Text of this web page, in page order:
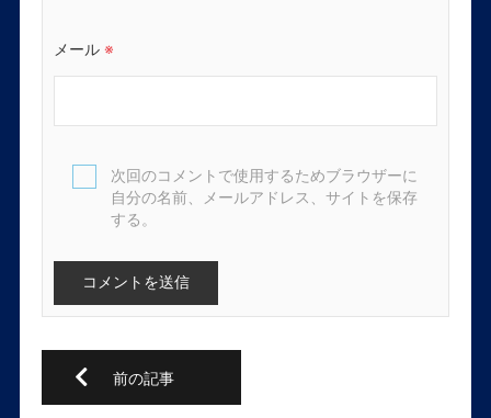
メール ※
次回のコメントで使用するためブラウザーに
自分の名前、メールアドレス、サイトを保存
する。